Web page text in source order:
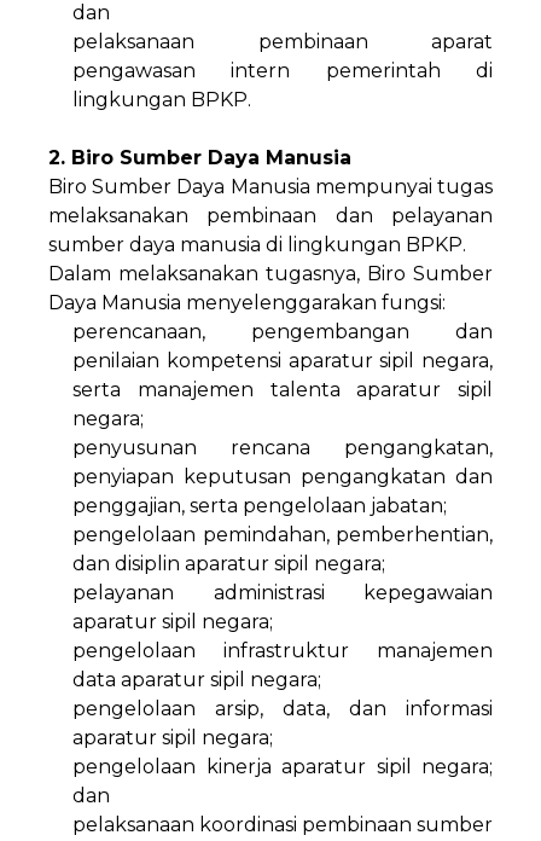
dan
pelaksanaan pembinaan aparat
pengawasan intern pemerintah di
lingkungan BPKP.
2. Biro Sumber Daya Manusia
Biro Sumber Daya Manusia mempunyai tugas
melaksanakan pembinaan dan pelayanan
sumber daya manusia di lingkungan BPKP.
Dalam melaksanakan tugasnya, Biro Sumber
Daya Manusia menyelenggarakan fungsi:
perencanaan, pengembangan dan
penilaian kompetensi aparatur sipil negara,
serta manajemen talenta aparatur sipil
negara;
penyusunan rencana pengangkatan,
penyiapan keputusan pengangkatan dan
penggajian, serta pengelolaan jabatan;
pengelolaan pemindahan, pemberhentian,
dan disiplin aparatur sipil negara;
pelayanan administrasi kepegawaian
aparatur sipil negara;
pengelolaan infrastruktur manajemen
data aparatur sipil negara;
pengelolaan arsip, data, dan informasi
aparatur sipil negara;
pengelolaan kinerja aparatur sipil negara;
dan
pelaksanaan koordinasi pembinaan sumber